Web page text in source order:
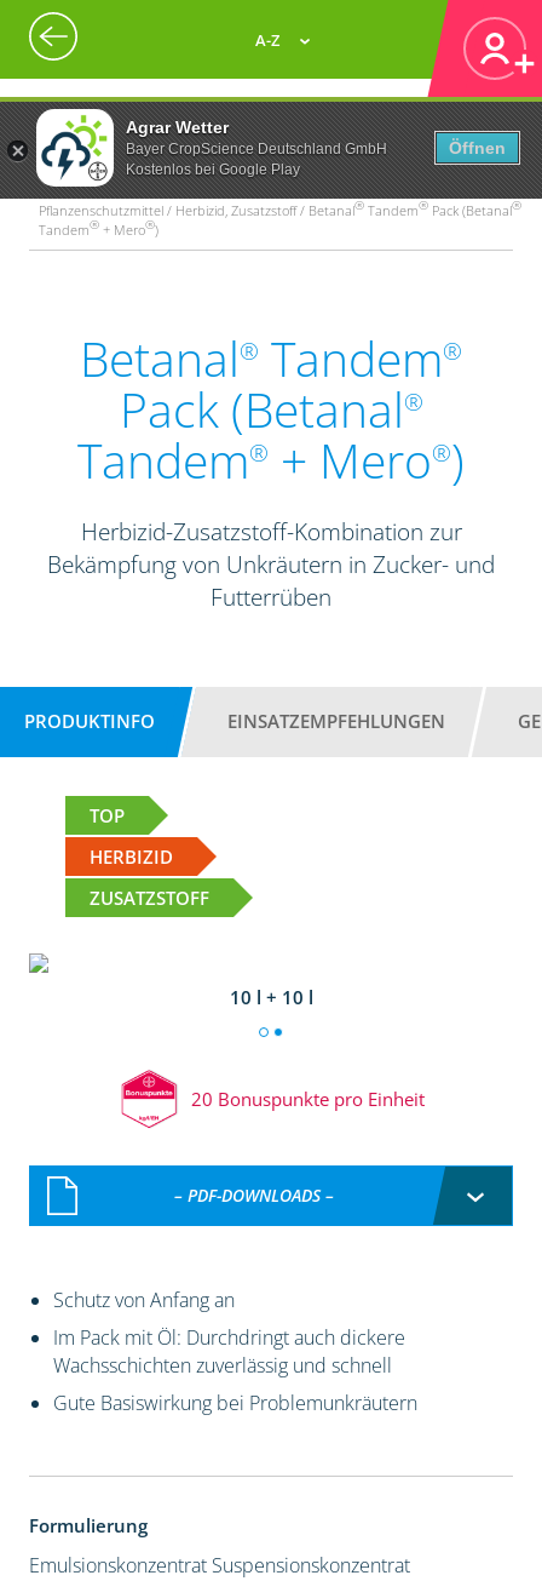
Agrar Wetter
Bayer CropScience Deutschland GmbH
Kostenlos bei Google Play
Öffnen
A-Z
Pflanzenschutzmittel / Herbizid, Zusatzstoff / Betanal® Tandem® Pack (Betanal®
Tandem® + Mero®)
Betanal® Tandem®
Pack (Betanal®
Tandem® + Mero®)
Herbizid-Zusatzstoff-Kombination zur
Bekämpfung von Unkräutern in Zucker- und
Futterrüben
PRODUKTINFO EINSATZEMPFEHLUNGEN
TOP
HERBIZID
ZUSATZSTOFF
10 l + 10 l
20 Bonuspunkte pro Einheit
– PDF-DOWNLOADS –
Schutz von Anfang an
Im Pack mit Öl: Durchdringt auch dickere
Wachsschichten zuverlässig und schnell
Gute Basiswirkung bei Problemunkräutern
Formulierung
Emulsionskonzentrat Suspensionskonzentrat